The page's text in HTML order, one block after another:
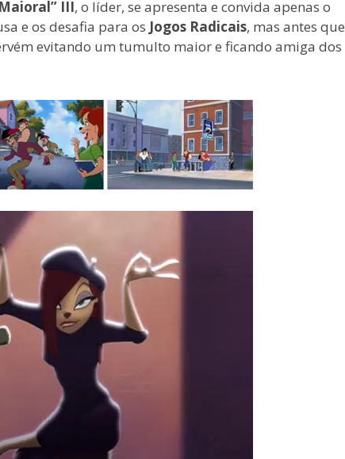
III, o líder, se apresenta e convida apenas o
e os desafia para os Jogos Radicais, mas antes que
evitando um tumulto maior e ficando amiga dos